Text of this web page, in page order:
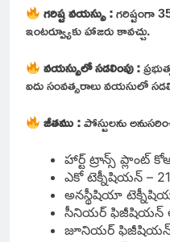
గరిష్టవయస్సు :గరిష్టంగా
ఇంటర్వ్యూకు హాజరు కావచ్చు.
వయస్సులో సడలింపు :
ఐదు సంవత్సరాలు వయసులో
జీతము :పోస్టులను
హార్ట్ ట్రాన్స్ ప్లాంట్
ఎకో టెక్నీషియన్ –
అనస్థీషియా
సీనియర్ ఫిజీషియన్
జూనియర్ ఫిజీషియన్